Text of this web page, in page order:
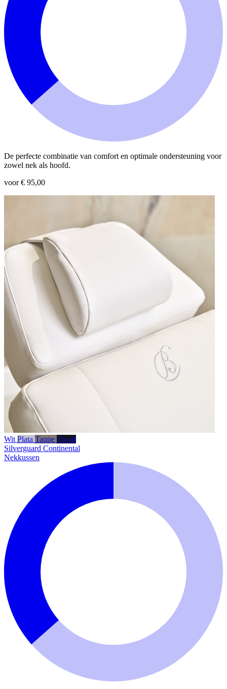
De perfecte combinatie van comfort en optimale ondersteuning voor
zowel nek als hoofd.
voor € 95,00
Wit Plata Taupe Zwart
Silverguard Continental
Nekkussen